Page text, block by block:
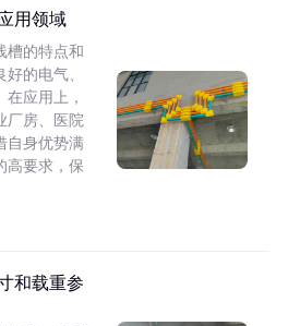
用领域
槽的特点和
的电气、
应用上，
厂房、医院
自身优势满
高要求，保
和载重参